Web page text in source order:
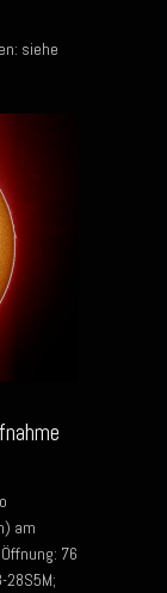
siehe
am
76
28S5M;